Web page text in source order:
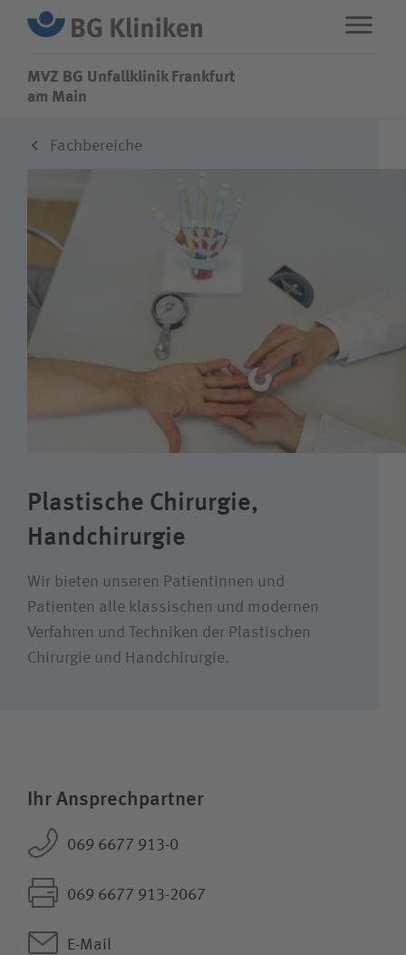
MVZ BG Unfallklinik Frankfurt
Fachbereiche
Über uns
Karriere
Wie können wir Ihnen helfen?
Ich bin
Team
MVZ BG Unfallklinik Frankfurt
am Main
Fachbereiche
Plastische Chirurgie,
Handchirurgie
Wir bieten unseren Patientinnen und
Patienten alle klassischen und modernen
Verfahren und Techniken der Plastischen
Chirurgie und Handchirurgie.
Ihr Ansprechpartner
069 6677 913-0
069 6677 913-2067
E-Mail